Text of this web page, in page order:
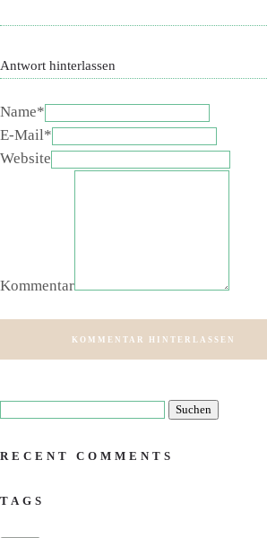
Antwort hinterlassen
Name*
E-Mail*
Website
Kommentar
KOMMENTAR HINTERLASSEN
RECENT COMMENTS
TAGS